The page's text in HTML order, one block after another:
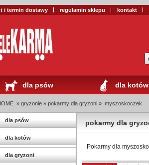
i termin dostawy regulamin sklepu kontakt
dla psów dla kotów
» gryzonie » pokarmy dla gryzoni » myszoskoczek
dla psów
dla kotów
dla gryzoni
pokarmy dla
Pokarmy dla